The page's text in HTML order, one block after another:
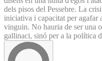
dels pisos del Pessebre. La
iniciativa i capacitat per agafar
vinguin. No hauria de ser una
gallinaci, sinó per a la política